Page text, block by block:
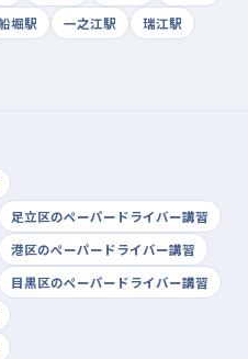
堀駅 一之江駅
瑞江駅
足立区のペーパードライバー講習
港区のペーパードライバー講習
目黒区のペーパードライバー講習